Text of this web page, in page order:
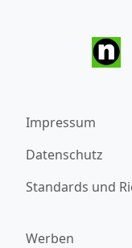
Impressum
Datenschutz
Standards und
Werben